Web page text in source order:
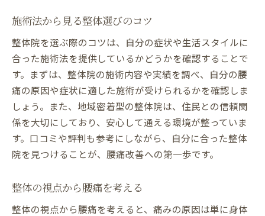
施術法から見る整体選びのコツ
整体院を選ぶ際のコツは、自分の症状や生活スタイルに
合った施術法を提供しているかどうかを確認することで
す。まずは、整体院の施術内容や実績を調べ、自分の腰
痛の原因や症状に適した施術が受けられるかを確認しま
しょう。また、地域密着型の整体院は、住民との信頼関
係を大切にしており、安心して通える環境が整っていま
す。口コミや評判も参考にしながら、自分に合った整体
院を見つけることが、腰痛改善への第一歩です。
整体の視点から腰痛を考える
整体の視点から腰痛を考えると、痛みの原因は単に身体